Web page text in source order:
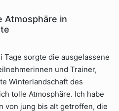
Atmosphäre in
Tage sorgte die ausgelassene
und Trainer,
Winterlandschaft des
tolle Atmosphäre. Ich habe
von jung bis alt getroffen, die